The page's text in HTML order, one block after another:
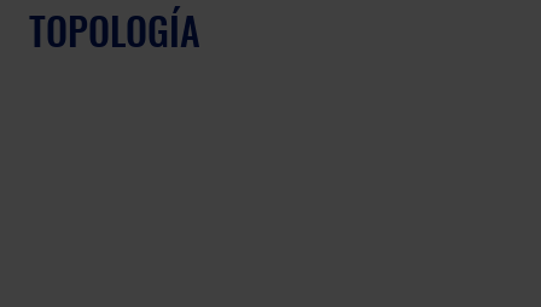
TOPOLOGÍA